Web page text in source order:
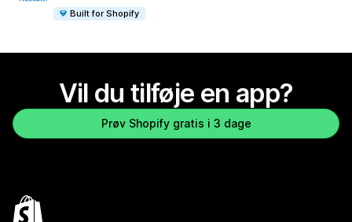
Built for Shopify
Vil du tilføje en app?
Prøv Shopify gratis i 3 dage